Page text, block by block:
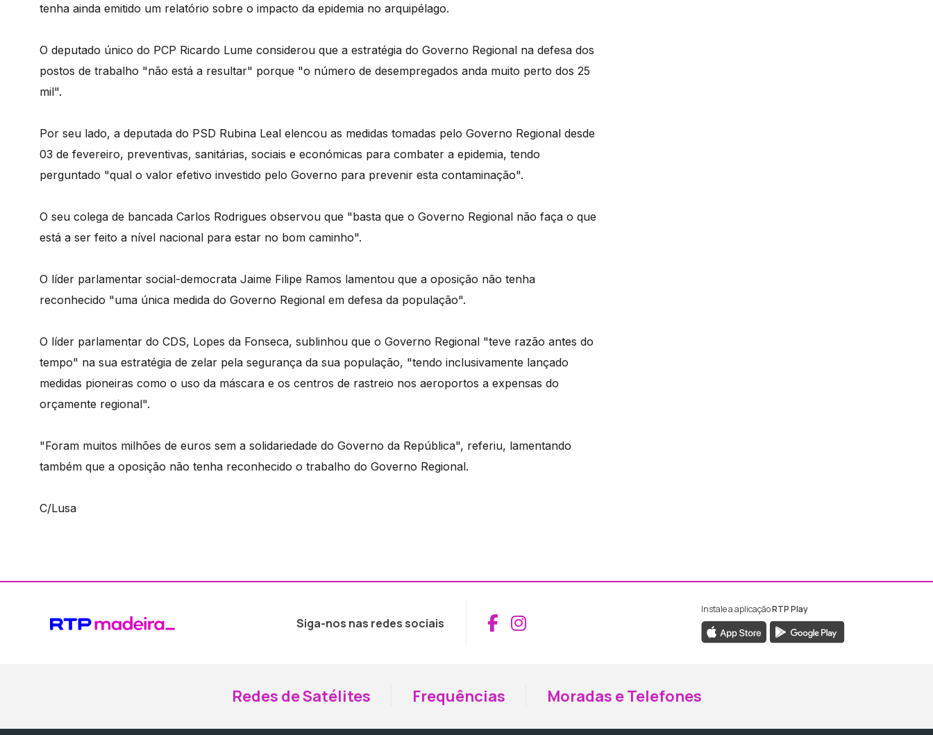
tenha ainda emitido um relatório sobre o impacto da epidemia no arquipélago.
O deputado único do PCP Ricardo Lume considerou que a estratégia do Governo Regional na defesa dos
postos de trabalho "não está a resultar" porque "o número de desempregados anda muito perto dos 25
mil".
Por seu lado, a deputada do PSD Rubina Leal elencou as medidas tomadas pelo Governo Regional desde
03 de fevereiro, preventivas, sanitárias, sociais e económicas para combater a epidemia, tendo
perguntado "qual o valor efetivo investido pelo Governo para prevenir esta contaminação".
O seu colega de bancada Carlos Rodrigues observou que "basta que o Governo Regional não faça o que
está a ser feito a nível nacional para estar no bom caminho".
O líder parlamentar social-democrata Jaime Filipe Ramos lamentou que a oposição não tenha
reconhecido "uma única medida do Governo Regional em defesa da população".
O líder parlamentar do CDS, Lopes da Fonseca, sublinhou que o Governo Regional "teve razão antes do
tempo" na sua estratégia de zelar pela segurança da sua população, "tendo inclusivamente lançado
medidas pioneiras como o uso da máscara e os centros de rastreio nos aeroportos a expensas do
orçamente regional".
"Foram muitos milhões de euros sem a solidariedade do Governo da República", referiu, lamentando
também que a oposição não tenha reconhecido o trabalho do Governo Regional.
C/Lusa
Siga-nos nas redes sociais Aceder ao Facebook da RTP Madeira
Aceder ao Instagram da RTP Madeira
Instale a aplicaçãoRTP Play
Redes de Satélites Frequências Moradas e Telefones